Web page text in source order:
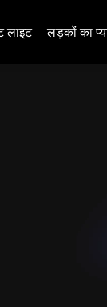
लाइट लड़कों का